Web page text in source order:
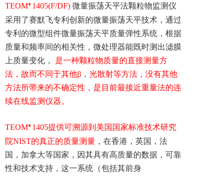
TEOM®1405(F/DF) 微量振荡天平法颗粒物监测仪
采用了赛默飞专利创新的微量振荡天平技术，通过
专利的微型组件微量振荡天平质量弹性系统，根据
质量和频率间的相关性，微处理器能既时测出滤膜
上质量变化， 是一种颗粒物质量的直接测量方
法，故而不同于其他β，光散射等方法 ， 没有其他
方法所带来的不确定性 ， 是目前最接近重量法的连
续在线监测仪器。
TEOM®1405提供可溯源到美国国家标准技术研究
院NIST的真正的质量测量 ，在香港，英国，法
国，加拿大等国家，因其具有高质量的数据，可靠
性和技术支持，这一系统（包括其前身